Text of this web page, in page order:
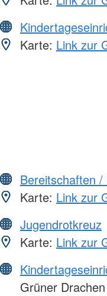
Karte: Link zur
Bereitschaften
Karte: Link zur
Jugendrotkreuz
Karte: Link zur
Grüner Drachen